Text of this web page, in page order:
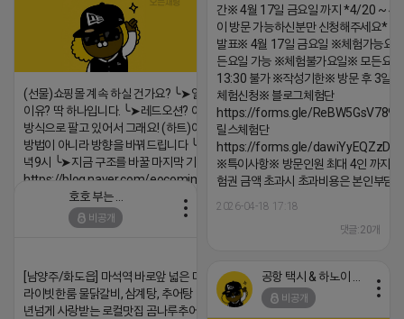
간※ 4월 17일 금요일 까지 *4/20 ~ 4/
이 방문 가능하신분만 신청해주세요* ※
발표※ 4월 17일 금요일 ※체험가능요
든요일 가능 ※체험불가요일※ 모든요
13:30 불가 ※작성기한※ 방문 후 3일
체험신청※ 블로그체험단
https://forms.gle/
릴스체험단
https://forms.gle/
※특이사항※ 방문인원 최대 4인 까지
험권 금액 초과시 초과비용은 본인부담
2026-04-18 17:18
댓글:20개
(선물)쇼핑몰 계속 하실 건가요? ╰➤열심히 해도 안되는
이유? 딱 하나입니다. ╰➤레드오션? 아니요! ╰➤모두 같은
방식으로 팔고 있어서 그래요! (하트)이번엔 다릅니다. ╰➤
방법이 아니라 방향을 바꿔드립니다 ╰➤4월 21일(화) 저
녁9시 ╰➤지금 구조를 바꿀 마지막 기회
https://blog.naver.com/eocomim/224250518436
2026-04-18 17:15
비공개
[남양주/화도읍] 마석역 바로앞 넓은 매장과, 프
라이빗한룸 물닭갈비, 삼계탕, 추어탕 맛집 10
년넘게 사랑받는 로컬맛집 곰나루추어탕에서
비공개